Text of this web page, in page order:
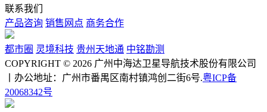
联系我们
产品咨询 销售网点 商务合作
都市圈 灵境科技 贵州天地通 中铭勘测
COPYRIGHT © 2026 广州中海达卫星导航技术股份有限公司
丨办公地址：广州市番禺区南村镇鸿创二街6号.粤ICP备
20068342号